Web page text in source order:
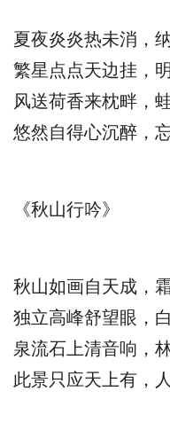
夏夜炎炎热未消，
繁星点点天边挂，
风送荷香来枕畔，
悠然自得心沉醉，
《秋山行吟》
秋山如画自天成，
独立高峰舒望眼，
泉流石上清音响，
此景只应天上有，